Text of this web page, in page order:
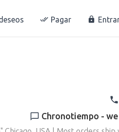
Pagar
Chronotiempo -